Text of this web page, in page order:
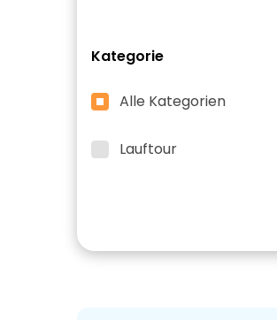
Kategorie
Alle Kategorien
Lauftour